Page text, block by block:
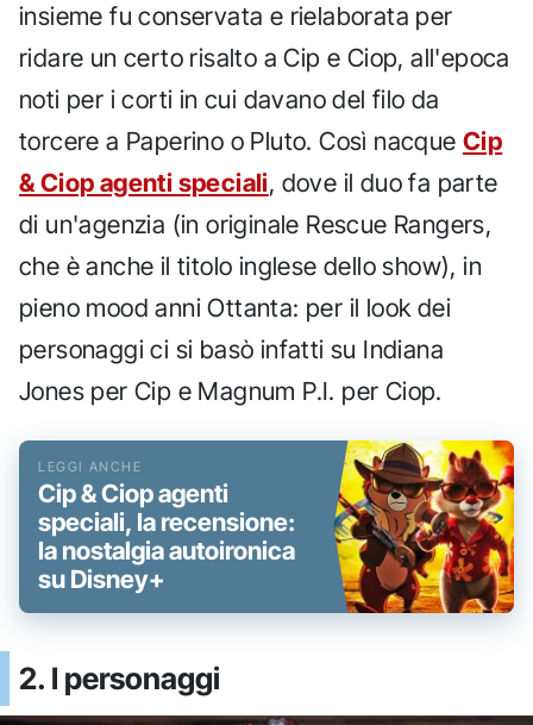
insieme fu conservata e rielaborata per
ridare un certo risalto a Cip e Ciop, all'epoca
noti per i corti in cui davano del filo da
torcere a Paperino o Pluto. Così nacque Cip
& Ciop agenti speciali, dove il duo fa parte
di un'agenzia (in originale Rescue Rangers,
che è anche il titolo inglese dello show), in
pieno mood anni Ottanta: per il look dei
personaggi ci si basò infatti su Indiana
Jones per Cip e Magnum P.I. per Ciop.
Cip & Ciop agenti
speciali, la recensione:
la nostalgia autoironica
su Disney+
2. I personaggi